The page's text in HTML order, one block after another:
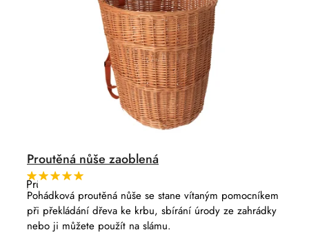
Proutěná nůše zaoblená
Průměrné
hodnocení
produktu
je
5,0
z
Pohádková proutěná nůše se stane vítaným pomocníkem
při překládání dřeva ke krbu, sbírání úrody ze zahrádky
nebo ji můžete použít na slámu.